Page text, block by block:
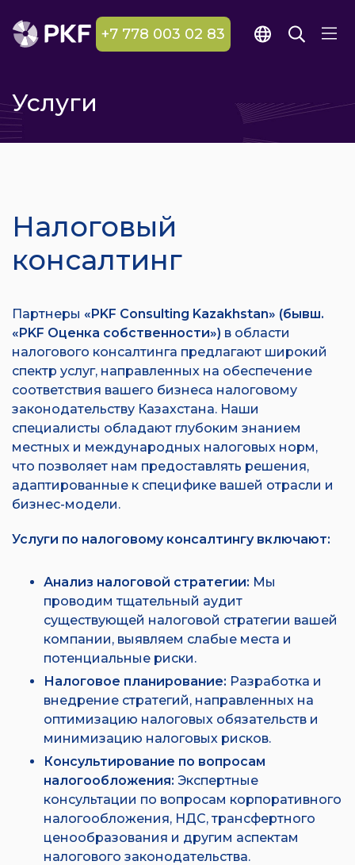
+7 778 003 02 83
Услуги
Налоговый
консалтинг
Партнеры «PKF Consulting Kazakhstan» (бывш.
«PKF Оценка собственности») в области
налогового консалтинга предлагают широкий
спектр услуг, направленных на обеспечение
соответствия вашего бизнеса налоговому
законодательству Казахстана. Наши
специалисты обладают глубоким знанием
местных и международных налоговых норм,
что позволяет нам предоставлять решения,
адаптированные к специфике вашей отрасли и
бизнес-модели.
Услуги по налоговому консалтингу включают:
Анализ налоговой стратегии: Мы
проводим тщательный аудит
существующей налоговой стратегии вашей
компании, выявляем слабые места и
потенциальные риски.
Налоговое планирование: Разработка и
внедрение стратегий, направленных на
оптимизацию налоговых обязательств и
минимизацию налоговых рисков.
Консультирование по вопросам
налогообложения: Экспертные
консультации по вопросам корпоративного
налогообложения, НДС, трансфертного
ценообразования и другим аспектам
налогового законодательства.